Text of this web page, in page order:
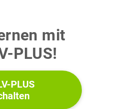
de Martin, Victor Dujeu
se demande comment il
avec son fils. Rédige son
mit
PLUS!
PLUS